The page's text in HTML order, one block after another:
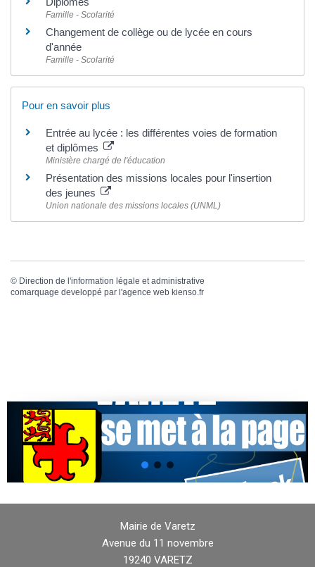
Famille - Scolarité
Changement de collège ou de lycée en cours
d'année
Famille - Scolarité
Pour en savoir plus
Entrée au lycée : les différentes voies de formation
et diplômes
Ministère chargé de l'éducation
Présentation des missions locales pour l'insertion
des jeunes
Union nationale des missions locales (UNML)
© Direction de l'information légale et administrative
comarquage developpé par l'agence web kienso.fr
Mairie de Varetz
Avenue du 11 novembre
19240 VARETZ